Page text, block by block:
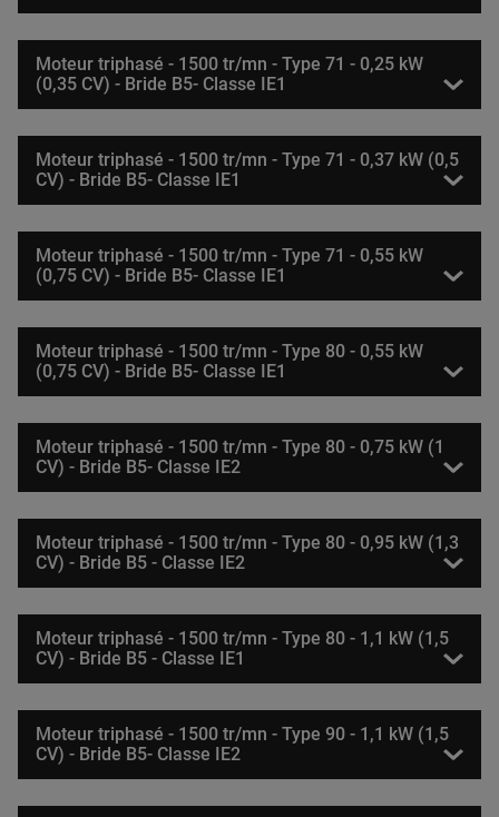
Moteur triphasé - 1500 tr/mn - Type 71 - 0,25 kW
(0,35 CV) - Bride B5- Classe IE1
Moteur triphasé - 1500 tr/mn - Type 71 - 0,37 kW (0,5
CV) - Bride B5- Classe IE1
Moteur triphasé - 1500 tr/mn - Type 71 - 0,55 kW
(0,75 CV) - Bride B5- Classe IE1
Moteur triphasé - 1500 tr/mn - Type 80 - 0,55 kW
(0,75 CV) - Bride B5- Classe IE1
Moteur triphasé - 1500 tr/mn - Type 80 - 0,75 kW (1
CV) - Bride B5- Classe IE2
Moteur triphasé - 1500 tr/mn - Type 80 - 0,95 kW (1,3
CV) - Bride B5 - Classe IE2
Moteur triphasé - 1500 tr/mn - Type 80 - 1,1 kW (1,5
CV) - Bride B5 - Classe IE1
Moteur triphasé - 1500 tr/mn - Type 90 - 1,1 kW (1,5
CV) - Bride B5- Classe IE2